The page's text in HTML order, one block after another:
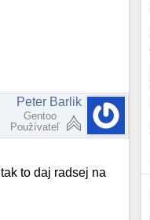
Peter Barlik
Gentoo
Používateľ
to daj radsej na